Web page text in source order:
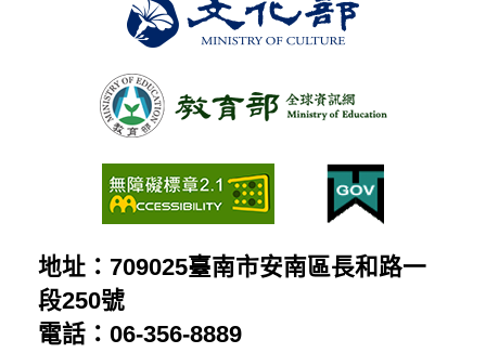
地址：709025臺南市安南區長和路一
段250號
電話：06-356-8889